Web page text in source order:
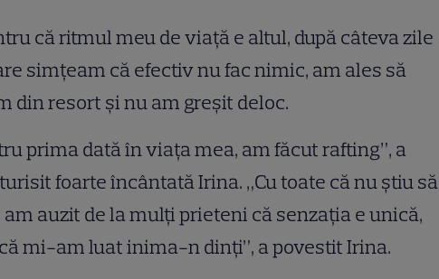
că ritmul meu de viaţă e altul, după câteva zile
simţeam că efectiv nu fac nimic, am ales să
din resort şi nu am greşit deloc.
prima dată în viaţa mea, am făcut rafting”, a
foarte încântată Irina. „Cu toate că nu ştiu să
am auzit de la mulţi prieteni că senzaţia e unică,
mi-am luat inima-n dinţi”, a povestit Irina.